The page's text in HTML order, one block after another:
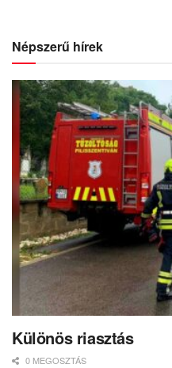
Népszerű hírek
Különös riasztás
0 MEGOSZTÁS